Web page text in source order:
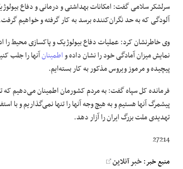
سرلشکر سلامی گفت: امکانات بهداشتی و درمانی و دفاع
آلودگی که به حد نگران‌کننده برسد به کار گرفته و خواهیم
وی خاطرنشان کرد: عملیات دفاع بیولوژیک و پاکسازی محیط را
نمایش میزان آمادگی خود را نشان داده واطمینانآنها را جلب
پیچیده و مرموز ویروس مذکور به کار بسته‌ایم.
فرمانده کل سپاه گفت: به مردم کشورمان اطمینان می‌دهیم که
پیشمرگ آنها هستیم و به هیچ وجه آنها را تنها نمی‌گذاریم و با
تهدیدی ملت بزرگ ایران را آزار دهد.
27214
منبع خبر:خبر آنلاین